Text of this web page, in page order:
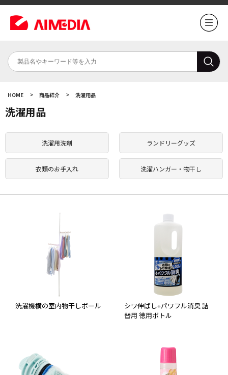
HOME > 商品紹介 > 洗濯用品
洗濯用品
洗濯用洗剤 ランドリーグッズ
衣類のお手入れ 洗濯ハンガー・物干し
洗濯機横の室内物干しポール
シワ伸ばし+パワフル消臭 詰
替用 徳用ボトル